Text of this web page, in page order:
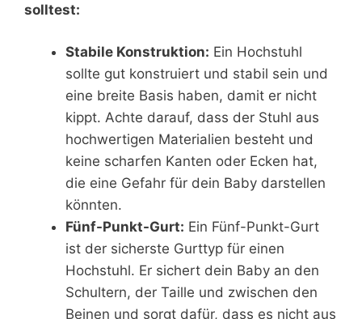
solltest:
Stabile Konstruktion: Ein Hochstuhl
sollte gut konstruiert und stabil sein und
eine breite Basis haben, damit er nicht
kippt. Achte darauf, dass der Stuhl aus
hochwertigen Materialien besteht und
keine scharfen Kanten oder Ecken hat,
die eine Gefahr für dein Baby darstellen
könnten.
Fünf-Punkt-Gurt: Ein Fünf-Punkt-Gurt
ist der sicherste Gurttyp für einen
Hochstuhl. Er sichert dein Baby an den
Schultern, der Taille und zwischen den
Beinen und sorgt dafür, dass es nicht aus